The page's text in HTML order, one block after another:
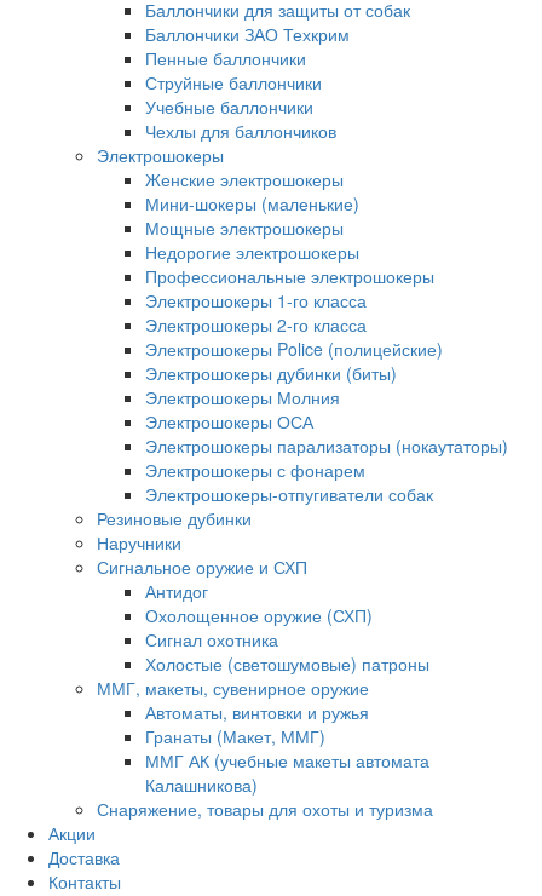
Баллончики для защиты от собак
Баллончики ЗАО Техкрим
Пенные баллончики
Струйные баллончики
Учебные баллончики
Чехлы для баллончиков
Электрошокеры
Женские электрошокеры
Мини-шокеры (маленькие)
Мощные электрошокеры
Недорогие электрошокеры
Профессиональные электрошокеры
Электрошокеры 1-го класса
Электрошокеры 2-го класса
Электрошокеры Police (полицейские)
Электрошокеры дубинки (биты)
Электрошокеры Молния
Электрошокеры ОСА
Электрошокеры парализаторы (нокаутаторы)
Электрошокеры с фонарем
Электрошокеры-отпугиватели собак
Резиновые дубинки
Наручники
Сигнальное оружие и СХП
Антидог
Охолощенное оружие (СХП)
Сигнал охотника
Холостые (светошумовые) патроны
ММГ, макеты, сувенирное оружие
Автоматы, винтовки и ружья
Гранаты (Макет, ММГ)
ММГ АК (учебные макеты автомата
Калашникова)
Снаряжение, товары для охоты и туризма
Акции
Доставка
Контакты